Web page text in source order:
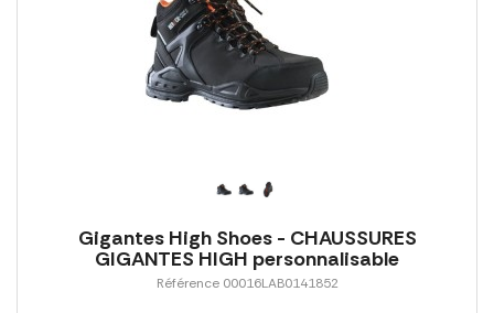
Gigantes High Shoes - CHAUSSURES
GIGANTES HIGH personnalisable
Référence 00016LAB0141852